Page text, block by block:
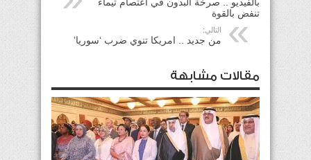
تنفض بالقوة
التالي:
من جديد .. امريكا تنوي ضرب ‘سوريا’
مقالات مشابهة